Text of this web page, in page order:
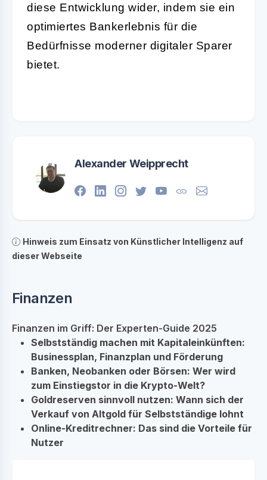
diese Entwicklung wider, indem sie ein
optimiertes Bankerlebnis für die
Bedürfnisse moderner digitaler Sparer
bietet.
Alexander Weipprecht
Hinweis zum Einsatz von Künstlicher Intelligenz auf
dieser Webseite
Finanzen
Finanzen im Griff: Der Experten-Guide 2025
Selbstständig machen mit Kapitaleinkünften:
Businessplan, Finanzplan und Förderung
Banken, Neobanken oder Börsen: Wer wird
zum Einstiegstor in die Krypto-Welt?
Goldreserven sinnvoll nutzen: Wann sich der
Verkauf von Altgold für Selbstständige lohnt
Online-Kreditrechner: Das sind die Vorteile für
Nutzer